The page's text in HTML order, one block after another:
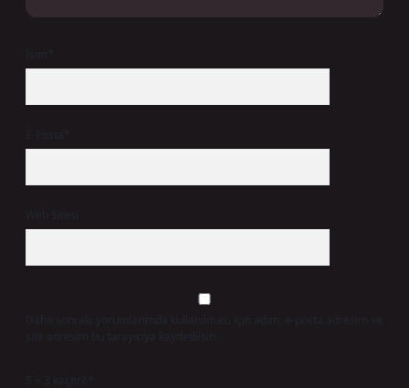
Daha sonraki yorumlarımda kullanılması için adım, e-posta adresim ve
5 + 3 kaçtır?